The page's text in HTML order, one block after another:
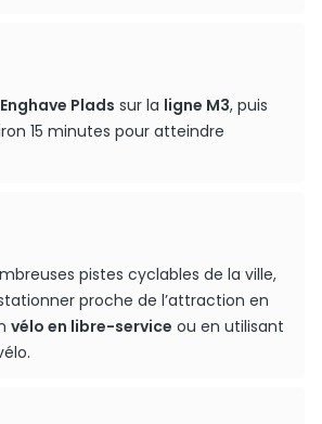
Enghave Plads sur la ligne M3, puis
15 minutes pour atteindre
pistes cyclables de la ville,
proche de l’attraction en
vélo en libre-service ou en utilisant